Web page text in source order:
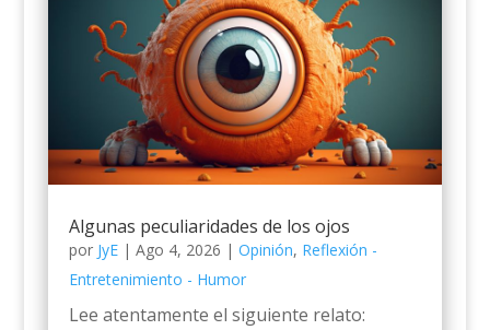
Algunas peculiaridades de los ojos
por JyE| Ago 4, 2026 | Opinión, Reflexión -
Entretenimiento - Humor
Lee atentamente el siguiente relato: